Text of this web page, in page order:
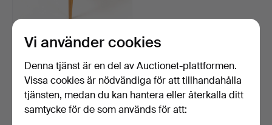
MATBORD. Perstorpsskiva,
60/70-tal.
Klubbades 29 maj 2026
15 bud
94 USD
Vi använder cookies
Denna tjänst är en del av Auctionet-plattformen.
Vissa cookies är nödvändiga för att tillhandahålla
tjänsten, medan du kan hantera eller återkalla ditt
samtycke för de som används för att: